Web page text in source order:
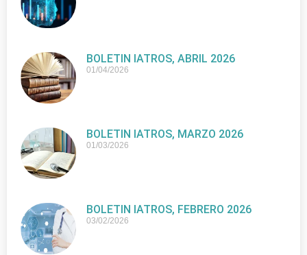
BOLETIN IATROS, ABRIL 2026
01/04/2026
BOLETIN IATROS, MARZO 2026
01/03/2026
BOLETIN IATROS, FEBRERO 2026
03/02/2026